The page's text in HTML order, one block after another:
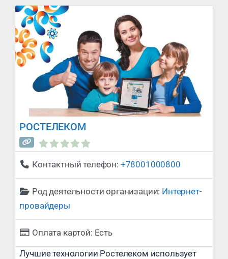
мире, на российском рынке. Возможности не
ограничены Virgin Connect впервые появился
в России в одном из городов Московской
области и всего за несколько лет стал
серьезным соперником для своих
конкурентов
РОСТЕЛЕКОМ
Контактный телефон: +78001000800
Род деятельности организации: Интернет-
провайдеры
Оплата картой: Есть
Лучшие технологии Ростелеком использует